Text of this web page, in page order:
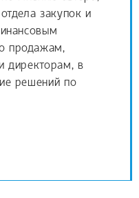
закупок и
продажам,
директорам, в
решений по